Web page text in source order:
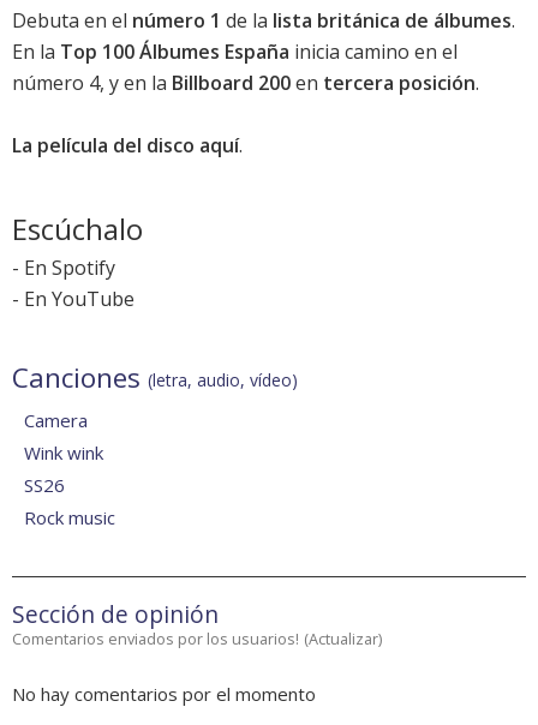
Debuta en el número 1 de la lista británica de álbumes.
En la Top 100 Álbumes España inicia camino en el
número 4, y en la Billboard 200en tercera posición.
La película del disco aquí.
Escúchalo
- En Spotify
- En YouTube
Canciones (letra, audio, vídeo)
Camera
Wink wink
SS26
Rock music
Sección de opinión
Comentarios enviados por los usuarios! (Actualizar)
No hay comentarios por el momento